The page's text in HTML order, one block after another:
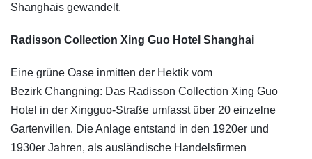
Shanghais gewandelt.
Radisson Collection Xing Guo Hotel Shanghai
Eine grüne Oase inmitten der Hektik vom
Bezirk Changning: Das Radisson Collection Xing Guo
Hotel in der Xingguo-Straße umfasst über 20 einzelne
Gartenvillen. Die Anlage entstand in den 1920er und
1930er Jahren, als ausländische Handelsfirmen